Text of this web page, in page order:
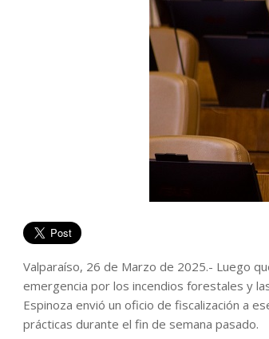
Valparaíso, 26 de Marzo de 2025.- Luego
emergencia por los incendios forestales y
Espinoza envió un oficio de fiscalización a
prácticas durante el fin de semana pasado.